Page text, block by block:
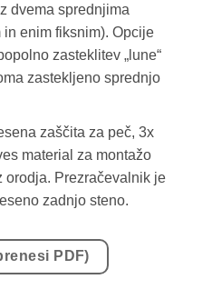
dvema sprednjima
enim fiksnim). Opcije
zasteklitev „lune“
zastekljeno sprednjo
zaščita za peč, 3x
material za montažo
orodja. Prezračevalnik je
zadnjo steno.
PDF)